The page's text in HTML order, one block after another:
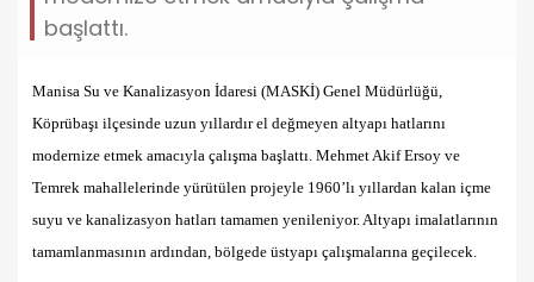
başlattı.
Manisa Su ve Kanalizasyon İdaresi (MASKİ) Genel Müdürlüğü,
Köprübaşı ilçesinde uzun yıllardır el değmeyen altyapı hatlarını
modernize etmek amacıyla çalışma başlattı. Mehmet Akif Ersoy ve
Temrek mahallelerinde yürütülen projeyle 1960’lı yıllardan kalan içme
suyu ve kanalizasyon hatları tamamen yenileniyor. Altyapı imalatlarının
tamamlanmasının ardından, bölgede üstyapı çalışmalarına geçilecek.